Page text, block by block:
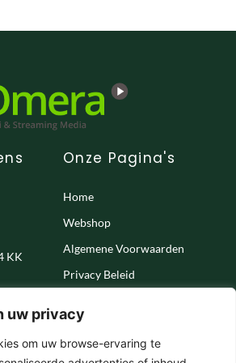
uw privacy
om uw browse-ervaring te
KK
Onze Pagina's
Home
Webshop
Algemene Voorwaarden
Privacy Beleid